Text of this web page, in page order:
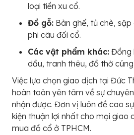
loại tiền xu cổ.
Đồ gỗ: Bàn ghế, tủ chè,
phi câu đối cổ.
Các vật phẩm khác: Đồng
dầu, tranh thêu, đồ thờ
Việc lựa chọn giao dịch tại Đức
hoàn toàn yên tâm về sự
nhận được. Đơn vị luôn đề cao
kiện thuận lợi nhất cho mọi giao
mua đồ cổ ở TPHCM.